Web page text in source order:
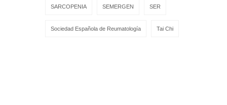
SARCOPENIA SEMERGEN SER
Sociedad Española de Reumatología Tai Chi